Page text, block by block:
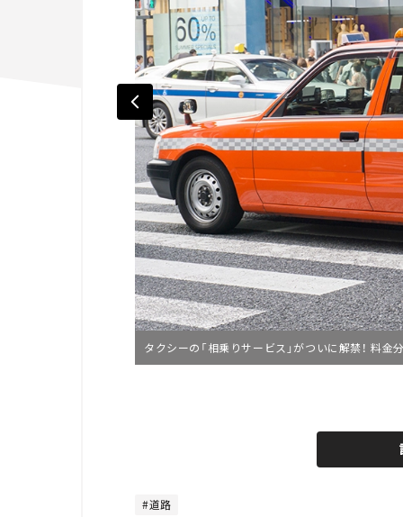
タクシーの「相乗りサービス」がついに解禁！ 料金
道路